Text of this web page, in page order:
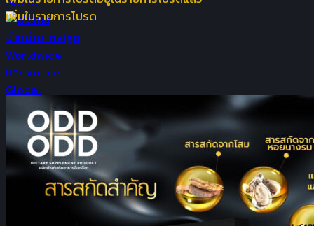
Search
for:
หน้าแรก
เกี่ยวกับเรา
เพิ่มในรายการโปรด